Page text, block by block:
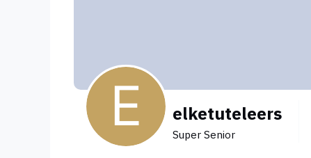
elketuteleers
Super Senior